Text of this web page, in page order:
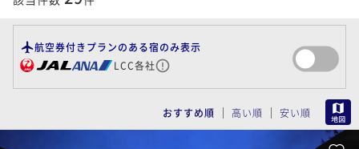
航空券付きプランのある宿のみ表示
LCC各社
おすすめ順 高い順 安い順